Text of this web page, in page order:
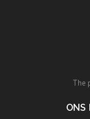
The
ONS